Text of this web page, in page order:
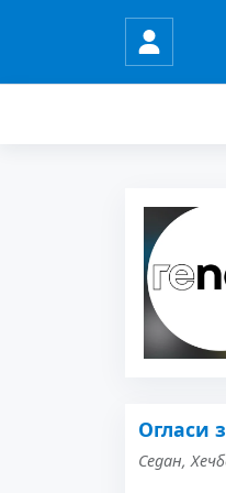
Огласи
Седан,